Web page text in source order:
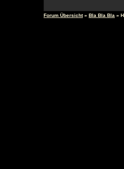
Forum Übersicht » Bla Bla Bla »